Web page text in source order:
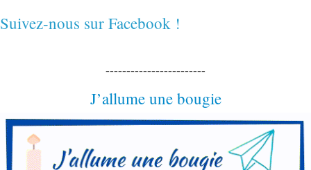
Suivez-nous sur Facebook !
------------------------
J’allume une bougie